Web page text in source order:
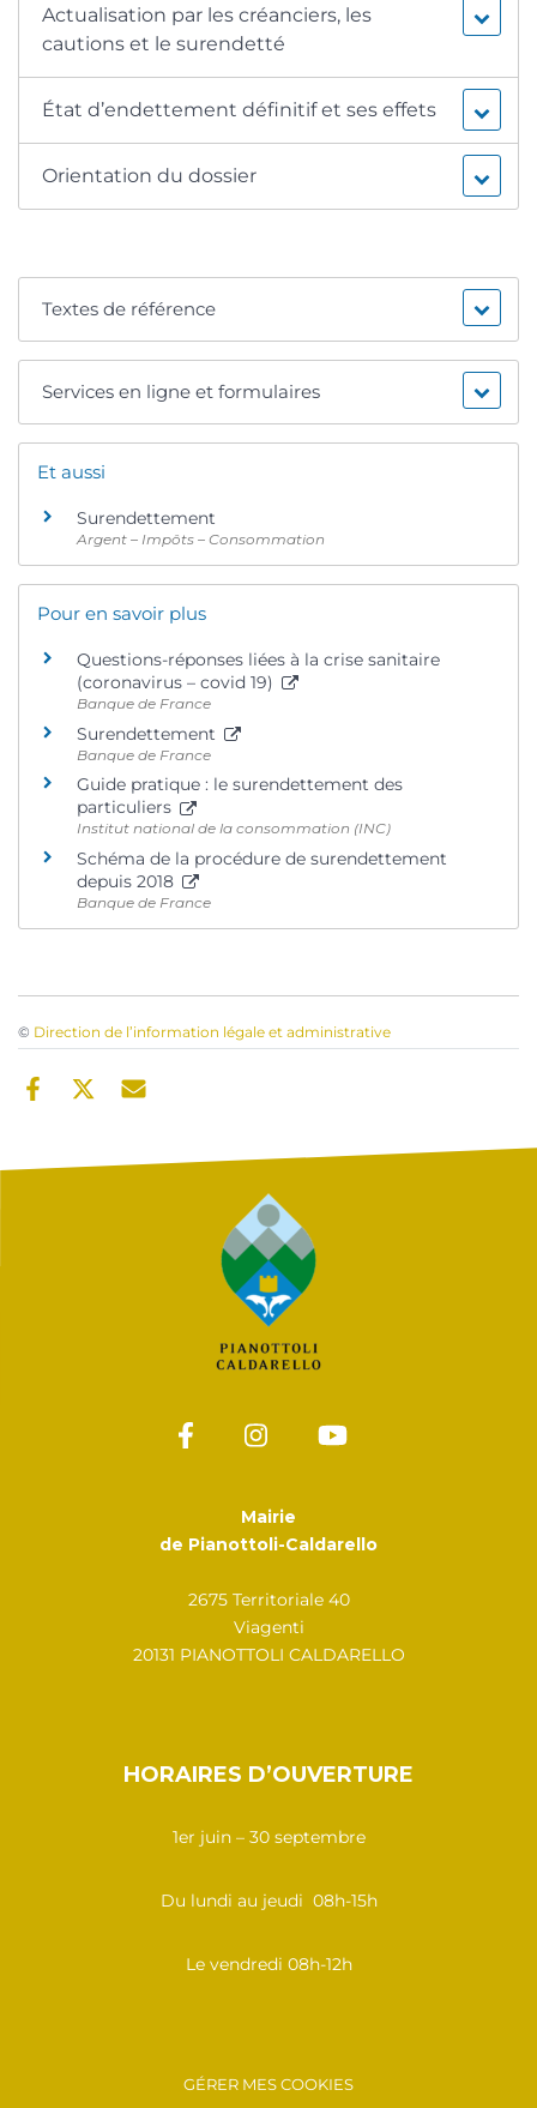
Actualisation par les créanciers, les
cautions et le surendetté
État d’endettement définitif et ses effets
Orientation du dossier
Textes de référence
Services en ligne et formulaires
Et aussi
Surendettement
Argent – Impôts – Consommation
Pour en savoir plus
Questions-réponses liées à la crise sanitaire
(coronavirus – covid 19)
Banque de France
Surendettement
Banque de France
Guide pratique : le surendettement des
particuliers
Institut national de la consommation (INC)
Schéma de la procédure de surendettement
depuis 2018
Banque de France
© Direction de l’information légale et administrative
Mairie
de Pianottoli-Caldarello
2675 Territoriale 40
Viagenti
20131 PIANOTTOLI CALDARELLO
HORAIRES D’OUVERTURE
1er juin – 30 septembre
Du lundi au jeudi 08h-15h
Le vendredi 08h-12h
GÉRER MES COOKIES